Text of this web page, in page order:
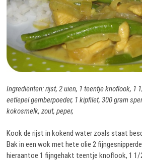
Ingrediënten: rijst, 2 uien, 1 teentje knoflook, 1
eetlepel gemberpoeder, 1 kipfilet, 300 gram
kokosmelk, zout, peper,
Kook de rijst in kokend water zoals staat
Bak in een wok met hete olie 2
hieraantoe 1 fijngehakt teentje knoflook, 1 1/